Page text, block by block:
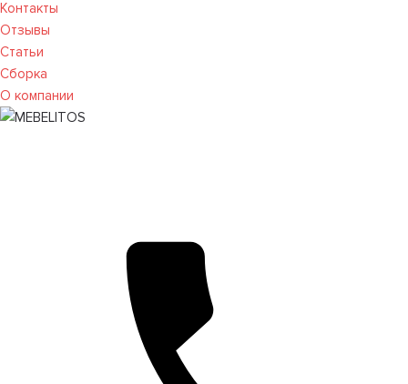
Контакты
Отзывы
Статьи
Сборка
О компании